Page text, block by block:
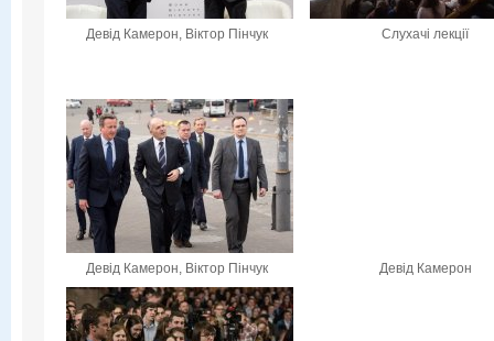
Девід Камерон, Віктор Пінчук Слухачі лекції
Девід Камерон, Віктор Пінчук Девід Камерон